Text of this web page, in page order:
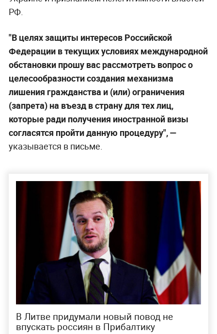
РФ.
"В целях защиты интересов Российской
Федерации в текущих условиях международной
обстановки прошу вас рассмотреть вопрос о
целесообразности создания механизма
лишения гражданства и (или) ограничения
(запрета) на въезд в страну для тех лиц,
которые ради получения иностранной визы
согласятся пройти данную процедуру", —
указывается в письме.
В Литве придумали новый повод не
впускать россиян в Прибалтику